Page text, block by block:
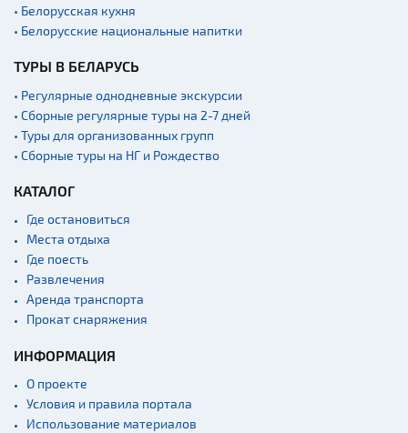
Спортинг-клубы и тиры
Ратуши
Садово-парковая
архитектура
Памятники
Памятники известным
Монастыри
Костелы
Культурные центры
Начало и окончание
экскурсий: г. Минск
• Белорусская кухня
• Белорусские национальные напитки
ТУРЫ В БЕЛАРУСЬ
• Регулярные однодневные экскурсии
• Сборные регулярные туры на 2-7 дней
• Туры для организованных групп
• Сборные туры на НГ и Рождество
КАТАЛОГ
Где остановиться
Места отдыха
Где поесть
Развлечения
Аренда транспорта
Прокат снаряжения
ИНФОРМАЦИЯ
О проекте
Условия и правила портала
Использование материалов